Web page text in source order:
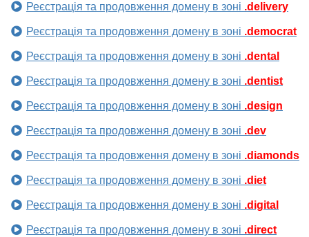
Реєстрація та продовження домену в зоні .delivery
Реєстрація та продовження домену в зоні .democrat
Реєстрація та продовження домену в зоні .dental
Реєстрація та продовження домену в зоні .dentist
Реєстрація та продовження домену в зоні .design
Реєстрація та продовження домену в зоні .dev
Реєстрація та продовження домену в зоні .diamonds
Реєстрація та продовження домену в зоні .diet
Реєстрація та продовження домену в зоні .digital
Реєстрація та продовження домену в зоні .direct